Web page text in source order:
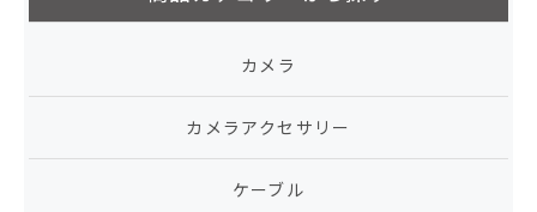
カメラ
カメラアクセサリー
ケーブル